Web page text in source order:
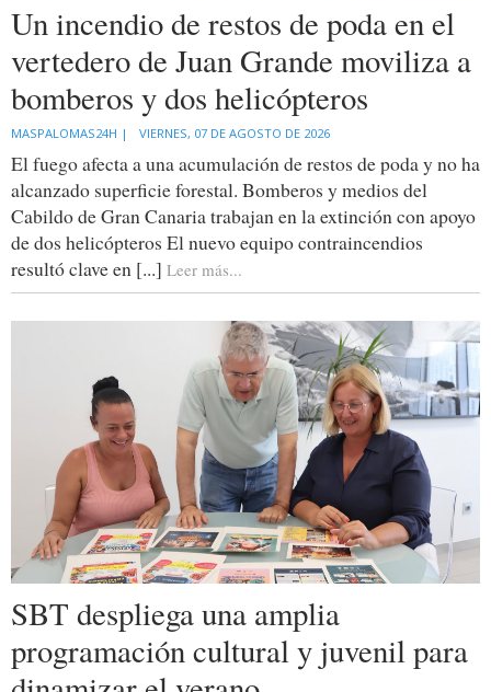
Un incendio de restos de poda en el
vertedero de Juan Grande moviliza a
bomberos y dos helicópteros
MASPALOMAS24H | VIERNES, 07 DE AGOSTO DE 2026
El fuego afecta a una acumulación de restos de poda y no ha
alcanzado superficie forestal. Bomberos y medios del
Cabildo de Gran Canaria trabajan en la extinción con apoyo
de dos helicópteros El nuevo equipo contraincendios
resultó clave en [...] Leer más...
SBT despliega una amplia
programación cultural y juvenil para